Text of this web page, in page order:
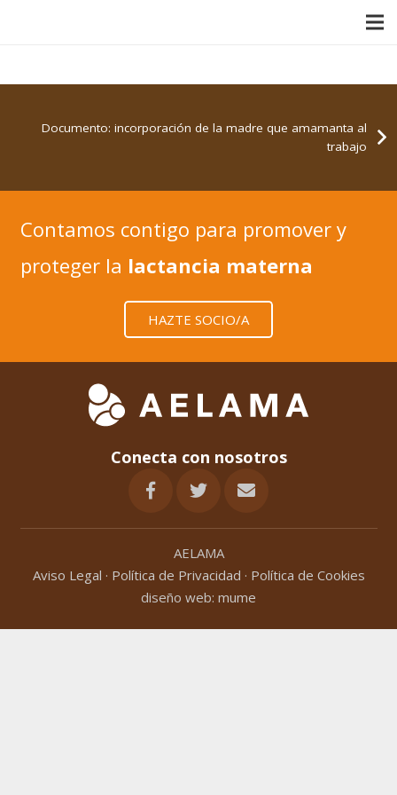
Documento: incorporación de la madre que amamanta al
trabajo
Contamos contigo para promover y
proteger la lactancia materna
HAZTE SOCIO/A
Conecta con nosotros
AELAMA
Aviso Legal · Política de Privacidad · Política de Cookies
diseño web: mume